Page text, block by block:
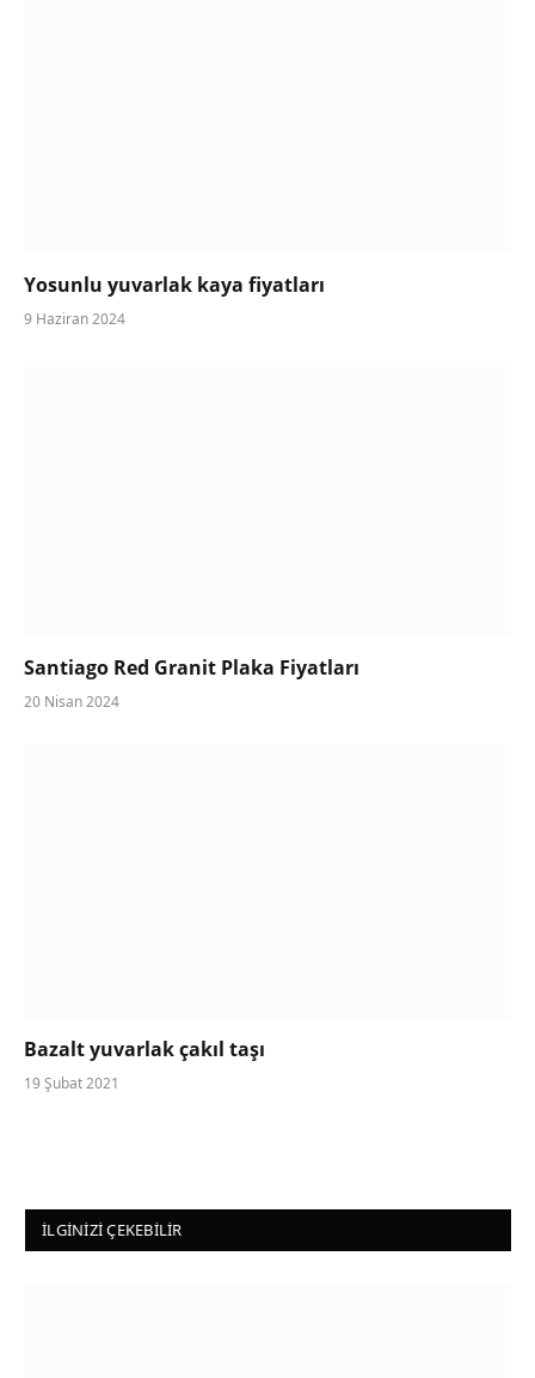
Yosunlu yuvarlak kaya fiyatları
9 Haziran 2024
Santiago Red Granit Plaka Fiyatları
20 Nisan 2024
Bazalt yuvarlak çakıl taşı
19 Şubat 2021
İLGINIZI ÇEKEBILIR